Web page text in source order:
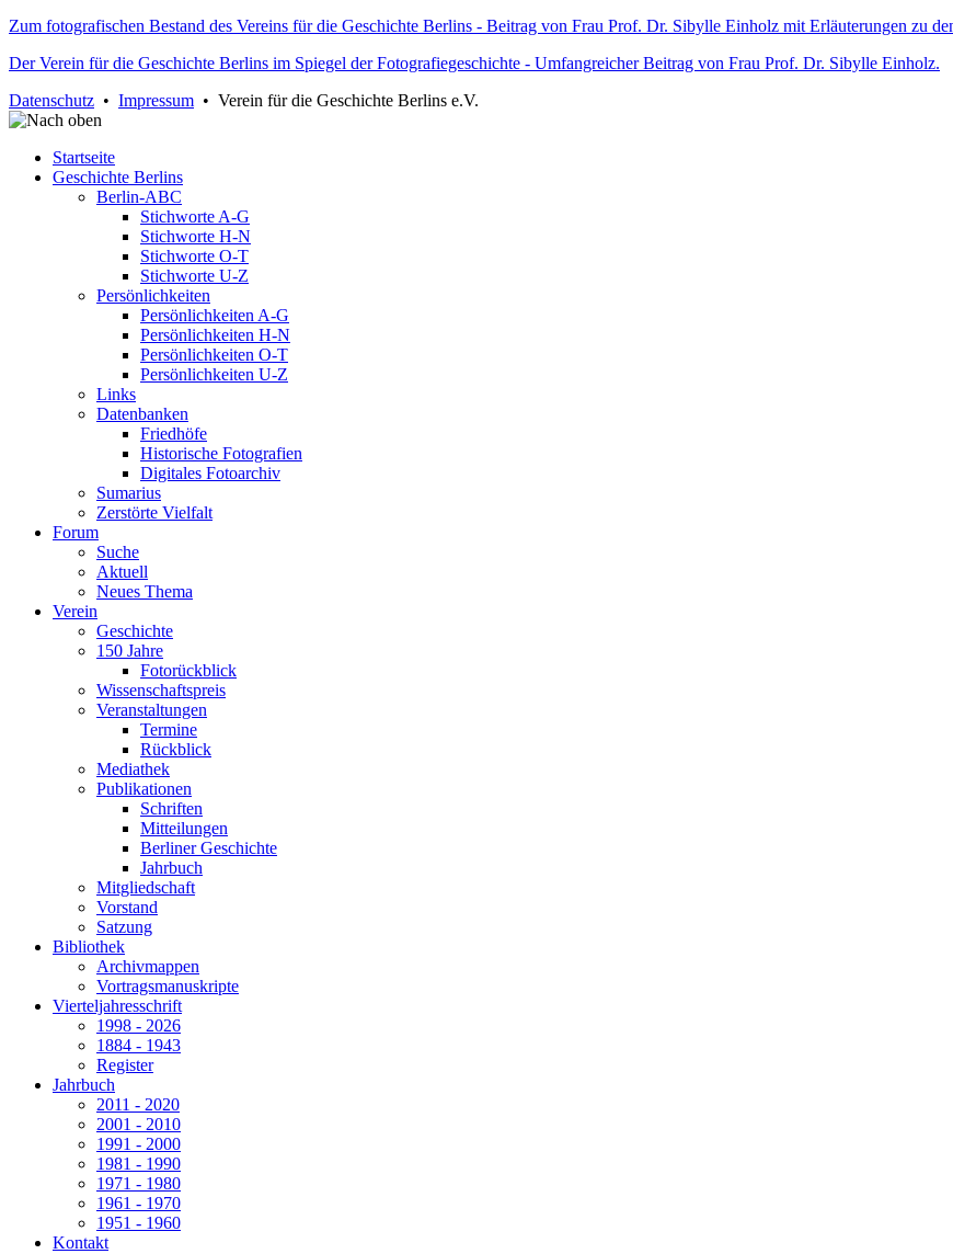
Zum fotografischen Bestand des Vereins für die Geschichte Berlins - Beitrag von Frau Prof. Dr. Sibylle Einholz mit Erläuterungen zu
Der Verein für die Geschichte Berlins im Spiegel der Fotografiegeschichte - Umfangreicher Beitrag von Frau Prof. Dr. Sibylle Einholz.
Datenschutz • Impressum • Verein für die Geschichte Berlins e.V.
Startseite
Geschichte Berlins
Berlin-ABC
Stichworte A-G
Stichworte H-N
Stichworte O-T
Stichworte U-Z
Persönlichkeiten
Persönlichkeiten A-G
Persönlichkeiten H-N
Persönlichkeiten O-T
Persönlichkeiten U-Z
Links
Datenbanken
Friedhöfe
Historische Fotografien
Digitales Fotoarchiv
Sumarius
Zerstörte Vielfalt
Forum
Suche
Aktuell
Neues Thema
Verein
Geschichte
150 Jahre
Fotorückblick
Wissenschaftspreis
Veranstaltungen
Termine
Rückblick
Mediathek
Publikationen
Schriften
Mitteilungen
Berliner Geschichte
Jahrbuch
Mitgliedschaft
Vorstand
Satzung
Bibliothek
Archivmappen
Vortragsmanuskripte
Vierteljahresschrift
1998 - 2026
1884 - 1943
Register
Jahrbuch
2011 - 2020
2001 - 2010
1991 - 2000
1981 - 1990
1971 - 1980
1961 - 1970
1951 - 1960
Kontakt